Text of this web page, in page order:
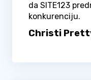
da SITE123
konkurenciju.
Christi